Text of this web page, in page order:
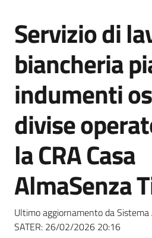
Bandi
e
di
Supporto
Piattaforme
telematiche
Salta al contenuto
Servizio di
biancheria
indumenti
divise
la CRA Casa
AlmaSenza
Ultimo aggiornamento da
SATER: 26/02/2026 20:16